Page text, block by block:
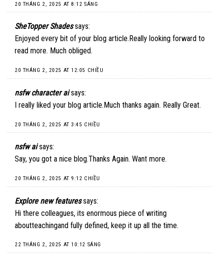
20 THÁNG 2, 2025 AT 8:12 SÁNG
SheTopper Shades says:
Enjoyed every bit of your blog article.Really looking forward to
read more. Much obliged.
20 THÁNG 2, 2025 AT 12:05 CHIỀU
nsfw character ai says:
I really liked your blog article.Much thanks again. Really Great.
20 THÁNG 2, 2025 AT 3:45 CHIỀU
nsfw ai says:
Say, you got a nice blog.Thanks Again. Want more.
20 THÁNG 2, 2025 AT 9:12 CHIỀU
Explore new features says:
Hi there colleagues, its enormous piece of writing
aboutteachingand fully defined, keep it up all the time.
22 THÁNG 2, 2025 AT 10:12 SÁNG